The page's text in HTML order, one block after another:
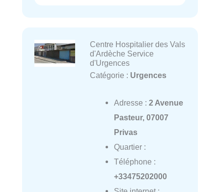
Centre Hospitalier des Vals
d'Ardèche Service
d'Urgences
Catégorie : Urgences
Adresse : 2 Avenue
Pasteur, 07007
Privas
Quartier :
Téléphone :
+33475202000